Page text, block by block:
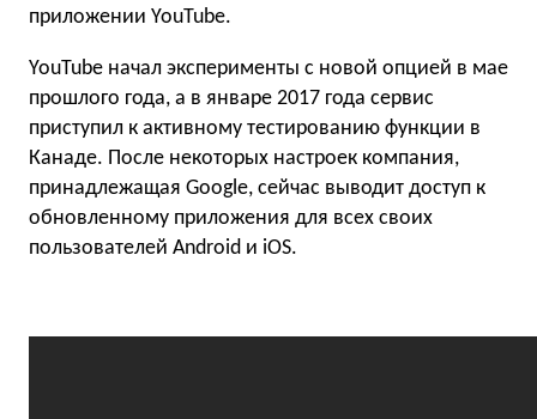
приложении YouTube.
YouTube начал эксперименты с новой опцией в мае
прошлого года, а в январе 2017 года сервис
приступил к активному тестированию функции в
Канаде. После некоторых настроек компания,
принадлежащая Google, сейчас выводит доступ к
обновленному приложения для всех своих
пользователей Android и iOS.